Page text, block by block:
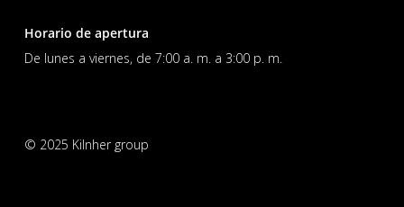
Horario de apertura
De lunes a viernes, de 7:00 a. m. a 3:00 p. m.
© 2025 Kilnher group